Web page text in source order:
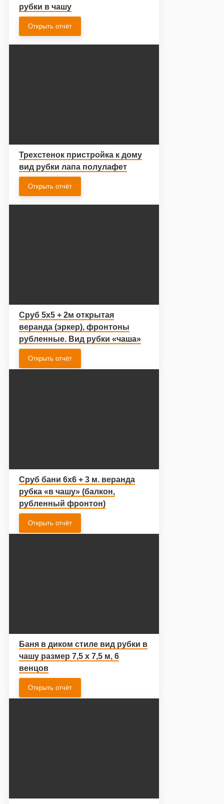
рубки в чашу
Открыть отчёт
Трехстенок пристройка к дому
вид рубки лапа полулафет
Открыть отчёт
Сруб 5х5 + 2м открытая
веранда (эркер), фронтоны
рубленные. Вид рубки «чаша»
Открыть отчёт
Сруб бани 6х6 + 3 м. веранда
рубка «в чашу» (балкон,
рубленный фронтон)
Открыть отчёт
Баня в диком стиле вид рубки в
чашу размер 7,5 х 7,5 м, 6
венцов
Открыть отчёт